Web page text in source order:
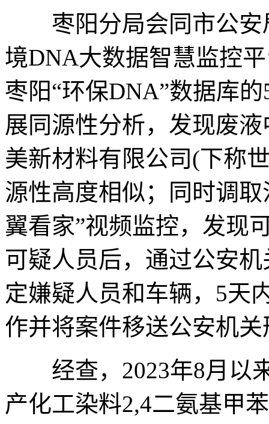
枣阳分局会同市公安
境DNA大数据智慧监控
枣阳“环保DNA”数据库
展同源性分析，发现废
美新材料有限公司(下称
源性高度相似；同时调
翼看家”视频监控，发现
可疑人员后，通过公安
定嫌疑人员和车辆，5天
作并将案件移送公安机
经查，2023年8月以
产化工染料2,4二氨基甲